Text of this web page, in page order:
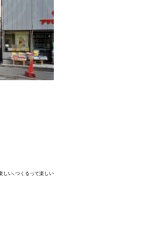
しい､つくるって楽しい